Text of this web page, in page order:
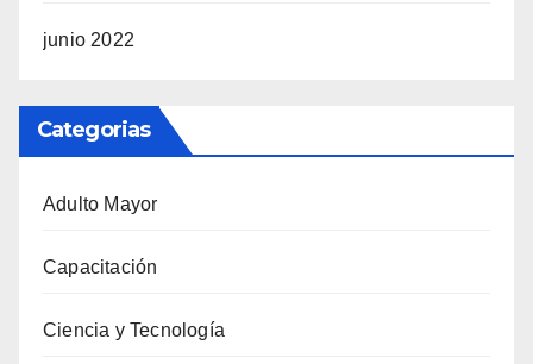
junio 2022
Categorias
Adulto Mayor
Capacitación
Ciencia y Tecnología